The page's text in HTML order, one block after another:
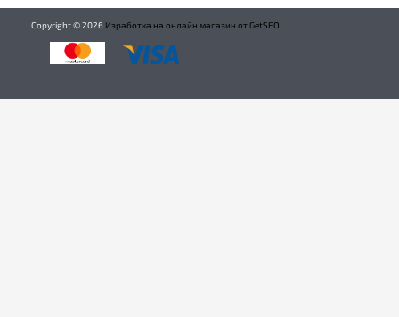
Copyright ©2026 Изработка на онлайн магазин от GetSEO